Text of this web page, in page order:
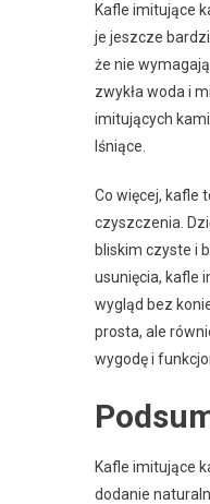
Kafle imitujące
je jeszcze
że nie
zwykła woda i
imitujących
lśniące.
Co więcej, kafle
czyszczenia.
bliskim czyste i
usunięcia, kafle
wygląd bez
prosta, ale
wygodę i
Kafle imitujące
dodanie